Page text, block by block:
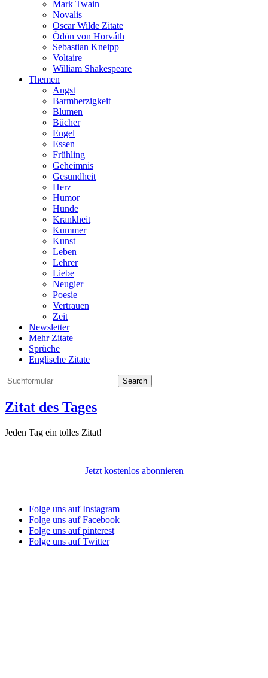
Mark Twain
Novalis
Oscar Wilde Zitate
Ödön von Horváth
Sebastian Kneipp
Voltaire
William Shakespeare
Themen
Angst
Barmherzigkeit
Blumen
Bücher
Engel
Essen
Frühling
Geheimnis
Gesundheit
Herz
Humor
Hunde
Krankheit
Kummer
Kunst
Leben
Lehrer
Liebe
Neugier
Poesie
Vertrauen
Zeit
Newsletter
Mehr Zitate
Sprüche
Englische Zitate
Search
Zitat des Tages
Jeden Tag ein tolles Zitat!
Jetzt kostenlos abonnieren
Folge uns auf Instagram
Folge uns auf Facebook
Folge uns auf pinterest
Folge uns auf Twitter